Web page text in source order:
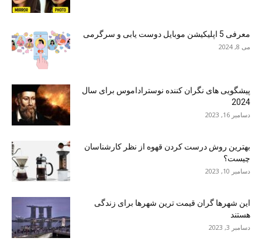
معرفی 5 اپلیکیشن موبایل دوست یابی و سرگرمی
می 8, 2024
پیشگویی های نگران کننده نوستراداموس برای سال
2024
دسامبر 16, 2023
بهترین روش درست کردن قهوه از نظر کارشناسان
چیست؟
دسامبر 10, 2023
این شهرها گران قیمت ترین شهرها برای زندگی
هستند
دسامبر 3, 2023